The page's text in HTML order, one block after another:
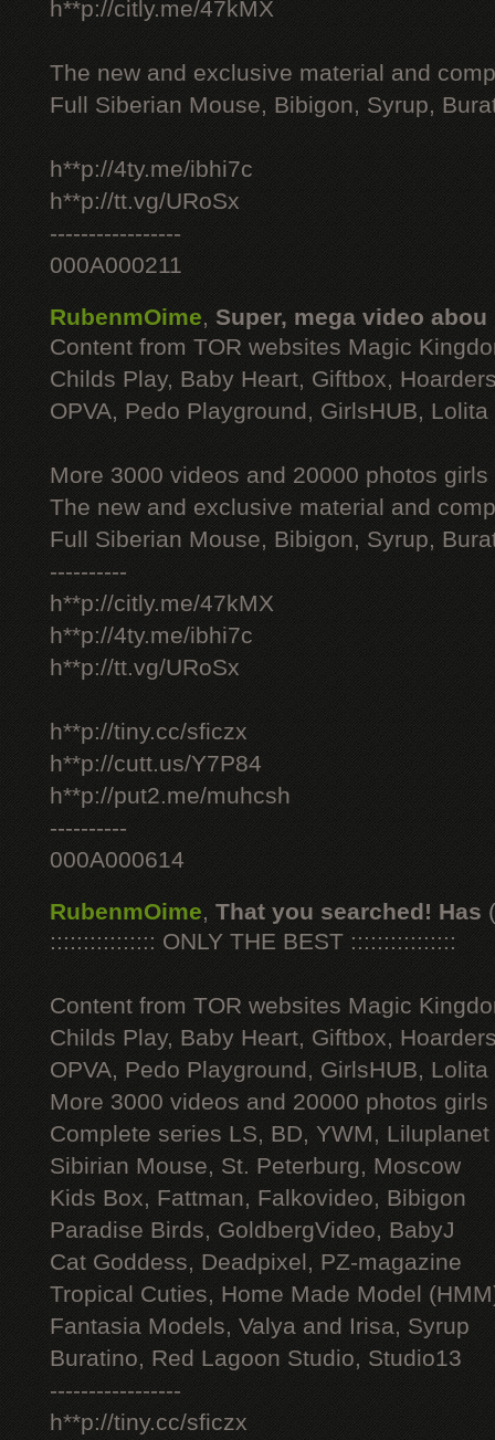
h**p://citly.me/47kMX
The new and exclusive material and
Full Siberian Mouse, Bibigon, Syrup,
h**p://4ty.me/ibhi7c
h**p://tt.vg/URoSx
-----------------
000A000211
RubenmOime, Super, mega video abou
Content from TOR websites Magic
Childs Play, Baby Heart, Giftbox,
OPVA, Pedo Playground, GirlsHUB, Lolita
More 3000 videos and 20000 photos
The new and exclusive material and
Full Siberian Mouse, Bibigon, Syrup,
----------
h**p://citly.me/47kMX
h**p://4ty.me/ibhi7c
h**p://tt.vg/URoSx
h**p://tiny.cc/sficzx
h**p://cutt.us/Y7P84
h**p://put2.me/muhcsh
----------
000A000614
RubenmOime, That you searched! Has
:::::::::::::::: ONLY THE BEST ::::::::::::::::
Content from TOR websites Magic
Childs Play, Baby Heart, Giftbox,
OPVA, Pedo Playground, GirlsHUB, Lolita
More 3000 videos and 20000 photos
Complete series LS, BD, YWM, Liluplanet
Sibirian Mouse, St. Peterburg, Moscow
Kids Box, Fattman, Falkovideo, Bibigon
Paradise Birds, GoldbergVideo, BabyJ
Cat Goddess, Deadpixel, PZ-magazine
Tropical Cuties, Home Made Model
Fantasia Models, Valya and Irisa, Syrup
Buratino, Red Lagoon Studio, Studio13
-----------------
h**p://tiny.cc/sficzx